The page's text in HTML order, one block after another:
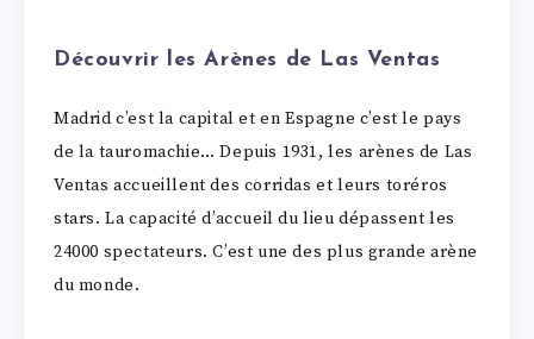
Découvrir les Arènes de Las Ventas
Madrid c’est la capital et en Espagne c’est le pays
de la tauromachie… Depuis 1931, les arènes de Las
Ventas accueillent des corridas et leurs toréros
stars. La capacité d’accueil du lieu dépassent les
24000 spectateurs. C’est une des plus grande arène
du monde.